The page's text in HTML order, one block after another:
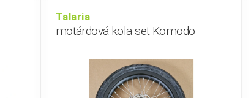
Talaria
motárdová kola set Komodo